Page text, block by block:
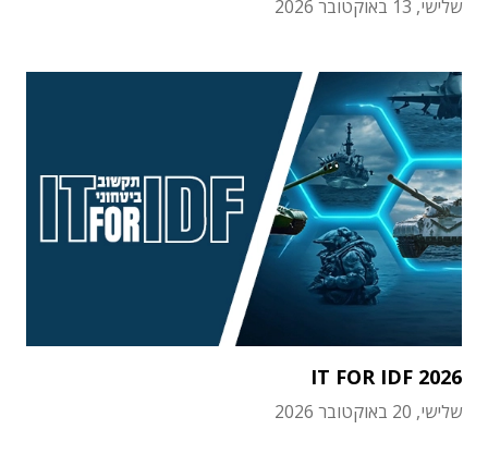
שלישי, 13 באוקטובר 2026
IT FOR IDF 2026
שלישי, 20 באוקטובר 2026